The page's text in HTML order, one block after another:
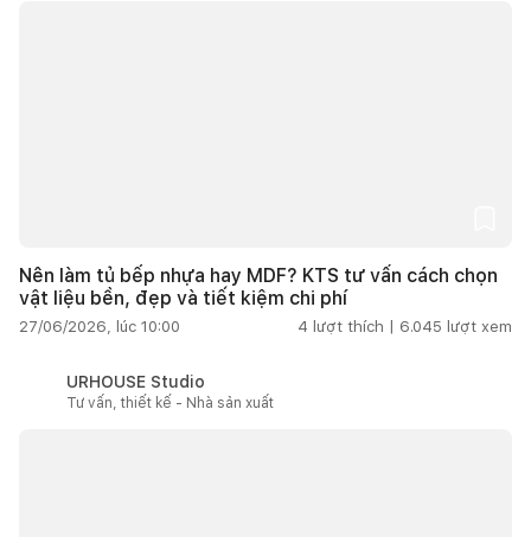
Nên làm tủ bếp nhựa hay MDF? KTS tư vấn cách chọn
vật liệu bền, đẹp và tiết kiệm chi phí
27/06/2026, lúc 10:00 4 lượt thích | 6.045 lượt xem
URHOUSE Studio
Tư vấn, thiết kế - Nhà sản xuất